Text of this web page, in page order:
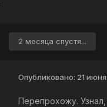
2 месяца спустя...
Опубликовано: 21
Перепрохожу.